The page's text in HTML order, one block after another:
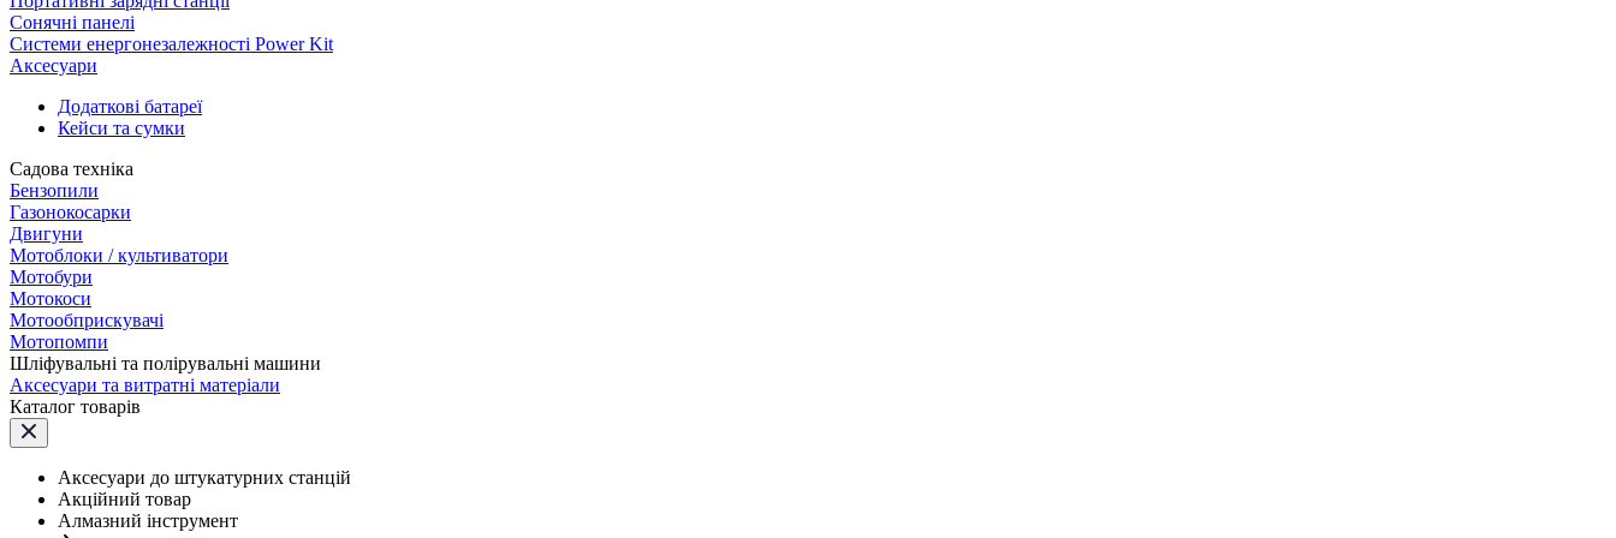
Сонячні панелі
Системи енергонезалежності Power Kit
Аксесуари
Додаткові батареї
Кейси та сумки
Садова техніка
Бензопили
Газонокосарки
Двигуни
Мотоблоки / культиватори
Мотобури
Мотокоси
Мотообприскувачі
Мотопомпи
Шліфувальні та полірувальні машини
Аксесуари та витратні матеріали
Каталог товарів
Аксесуари до штукатурних станцій
Акційний товар
Алмазний інструмент